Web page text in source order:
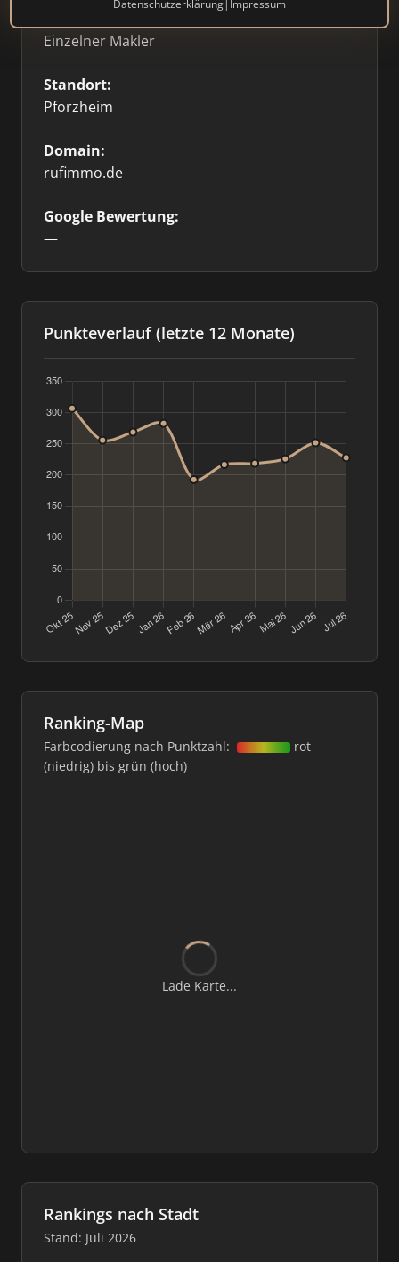
Datenschutzerklärung| Impressum
Einzelner Makler
Standort:
Pforzheim
Domain:
rufimmo.de
Google Bewertung:
—
Punkteverlauf (letzte 12 Monate)
Ranking-Map
Farbcodierung nach Punktzahl:
rot
(niedrig) bis grün (hoch)
Lade Karte...
Rankings nach Stadt
Stand: Juli 2026